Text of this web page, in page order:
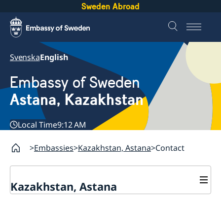
Sweden Abroad
SvenskaEnglish
Embassy of Sweden
Astana, Kazakhstan
Local Time9:12 AM
Embassies Kazakhstan, Astana Contact
Kazakhstan, Astana